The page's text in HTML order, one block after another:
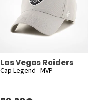
Las Vegas Raiders
Cap Legend - MVP